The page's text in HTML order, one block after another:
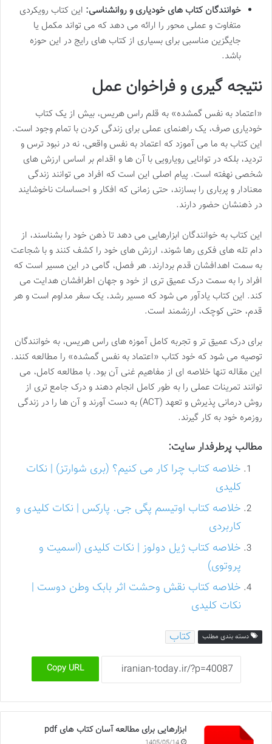
خوانندگان کتاب های خودیاری و روانشناسی: این کتاب رویکردی
متفاوت و عملی محور را ارائه می دهد که می تواند مکمل یا
جایگزین مناسبی برای بسیاری از کتاب های رایج در این حوزه
باشد.
نتیجه گیری و فراخوان عمل
«اعتماد به نفس گمشده» به قلم راس هریس، بیش از یک کتاب
خودیاری صرف، یک راهنمای عملی برای زندگی کردن با تمام وجود است.
این کتاب به ما می آموزد که اعتماد به نفس واقعی، نه در نبود ترس و
تردید، بلکه در توانایی رویارویی با آن ها و اقدام بر اساس ارزش های
شخصی نهفته است. پیام اصلی این است که افراد می توانند زندگی
معنادار و پرباری را بسازند، حتی زمانی که افکار و احساسات ناخوشایند
در ذهنشان حضور دارند.
این کتاب به خوانندگان ابزارهایی می دهد تا ذهن خود را بشناسند، از
دام تله های فکری رها شوند، ارزش های خود را کشف کنند و با شجاعت
به سمت اهدافشان قدم بردارند. هر فصل، گامی در این مسیر است که
افراد را به سمت درک عمیق تری از خود و جهان اطرافشان هدایت می
کند. این کتاب یادآور می شود که مسیر رشد، یک سفر مداوم است و هر
قدم، حتی کوچک، ارزشمند است.
برای درک عمیق تر و تجربه کامل آموزه های راس هریس، به خوانندگان
توصیه می شود که خود کتاب «اعتماد به نفس گمشده» را مطالعه کنند.
این مقاله تنها خلاصه ای از مفاهیم غنی آن بود. با مطالعه کامل، می
توانند تمرینات عملی را به طور کامل انجام دهند و درک جامع تری از
روش درمانی پذیرش و تعهد (ACT) به دست آورند و آن ها را در زندگی
روزمره خود به کار گیرند.
مطالب پرطرفدار سایت:
خلاصه کتاب چرا کار می کنیم؟ (بری شوارتز) | نکات
کلیدی
خلاصه کتاب اوتیسم پگی جی. پارکس | نکات کلیدی و
کاربردی
خلاصه کتاب ژیل دولوز | نکات کلیدی (اسمیت و
پروتوی)
خلاصه کتاب نقش وحشت اثر بابک وطن دوست |
نکات کلیدی
دسته بندی مطلب کتاب
Copy URL
ابزارهایی برای مطالعه آسان کتاب های pdf